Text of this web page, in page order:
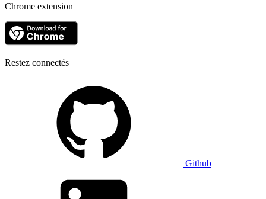
Chrome extension
Restez connectés
Github